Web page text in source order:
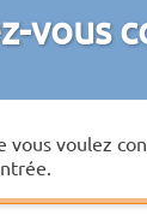
vous
vous voulez